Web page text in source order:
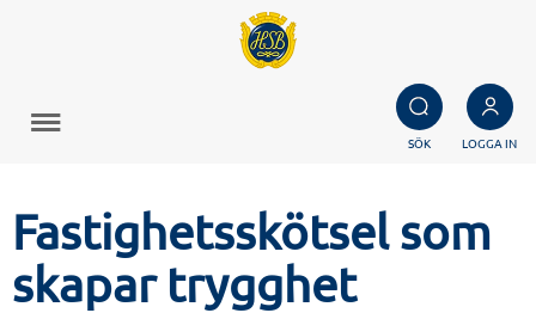
SÖK LOGGA IN
Fastighetsskötsel som
skapar trygghet